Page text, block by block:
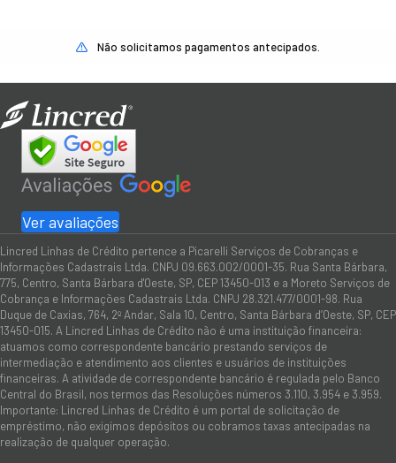
Não solicitamos pagamentos antecipados.
Ver avaliações
Lincred Linhas de Crédito pertence a Picarelli Serviços de Cobranças e
Informações Cadastrais Ltda. CNPJ 09.663.002/0001-35. Rua Santa Bárbara,
775, Centro, Santa Bárbara d'Oeste, SP, CEP 13450-013 e a Moreto Serviços de
Cobrança e Informações Cadastrais Ltda. CNPJ 28.321.477/0001-98. Rua
Duque de Caxias, 764, 2º Andar, Sala 10, Centro, Santa Bárbara d’Oeste, SP, CEP
13450-015. A Lincred Linhas de Crédito não é uma instituição financeira:
atuamos como correspondente bancário prestando serviços de
intermediação e atendimento aos clientes e usuários de instituições
financeiras. A atividade de correspondente bancário é regulada pelo Banco
Central do Brasil, nos termos das Resoluções números 3.110, 3.954 e 3.959.
Importante: Lincred Linhas de Crédito é um portal de solicitação de
empréstimo, não exigimos depósitos ou cobramos taxas antecipadas na
realização de qualquer operação.